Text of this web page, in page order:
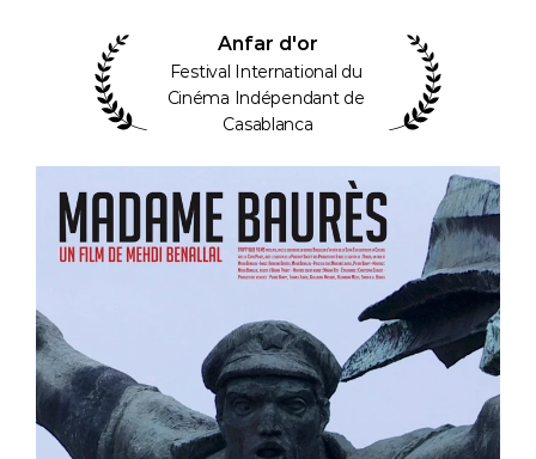
Anfar d'or
Festival International du
Cinéma Indépendant de
Casablanca